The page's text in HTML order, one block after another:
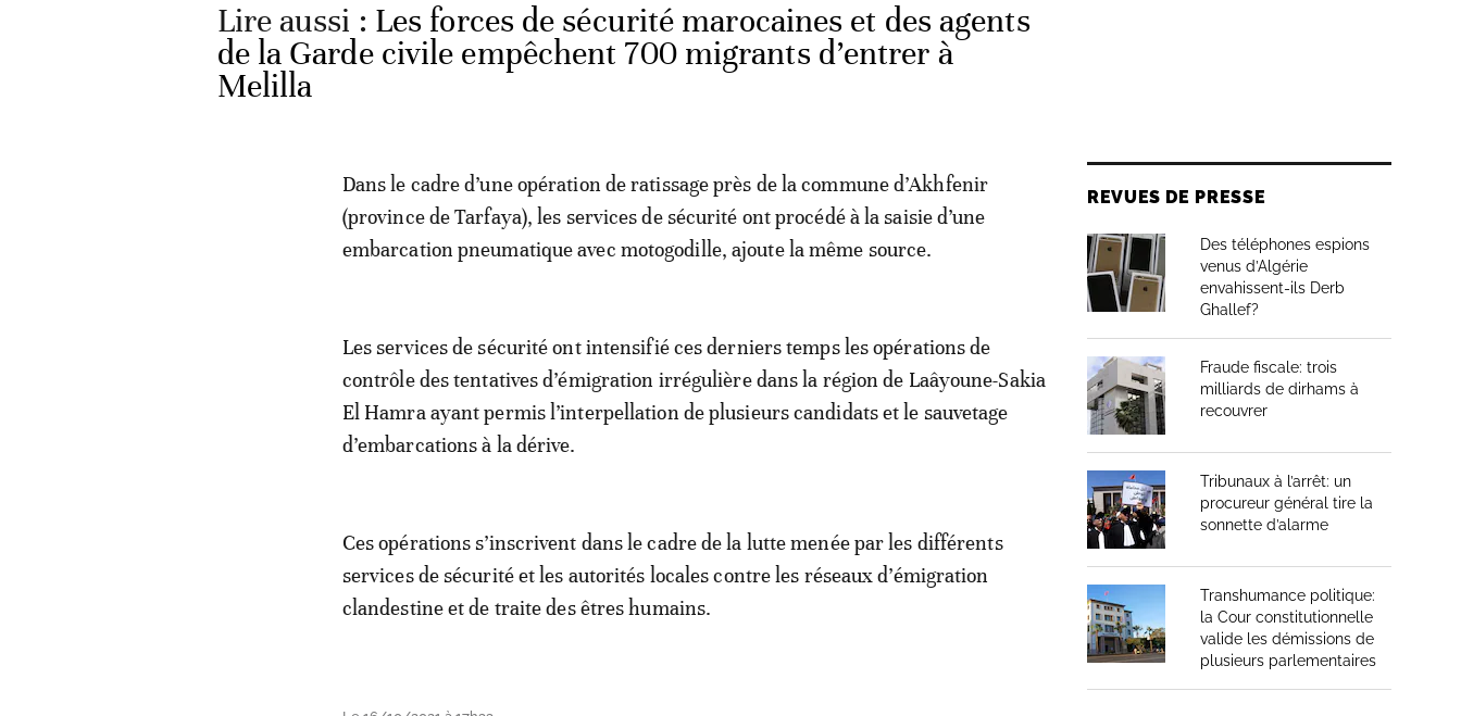
Lire aussi : Les forces de sécurité marocaines et des agents
de la Garde civile empêchent 700 migrants d’entrer à
Melilla
Dans le cadre d’une opération de ratissage près de la commune d’Akhfenir
(province de Tarfaya), les services de sécurité ont procédé à la saisie d’une
embarcation pneumatique avec motogodille, ajoute la même source.
Les services de sécurité ont intensifié ces derniers temps les opérations de
contrôle des tentatives d’émigration irrégulière dans la région de Laâyoune-Sakia
El Hamra ayant permis l’interpellation de plusieurs candidats et le sauvetage
d’embarcations à la dérive.
Ces opérations s’inscrivent dans le cadre de la lutte menée par les différents
services de sécurité et les autorités locales contre les réseaux d’émigration
clandestine et de traite des êtres humains.
REVUES DE PRESSE
Des téléphones espions
venus d’Algérie
envahissent-ils Derb
Ghallef?
Fraude fiscale: trois
milliards de dirhams à
recouvrer
Tribunaux à l’arrêt: un
procureur général tire la
sonnette d’alarme
Transhumance politique:
la Cour constitutionnelle
valide les démissions de
plusieurs parlementaires